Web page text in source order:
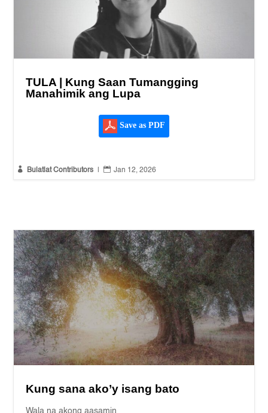
TULA | Kung Saan Tumangging
Manahimik ang Lupa
Save as PDF
 Bulatlat Contributors  Jan 12, 2026
Kung sana ako’y isang bato
Wala na akong aasamin